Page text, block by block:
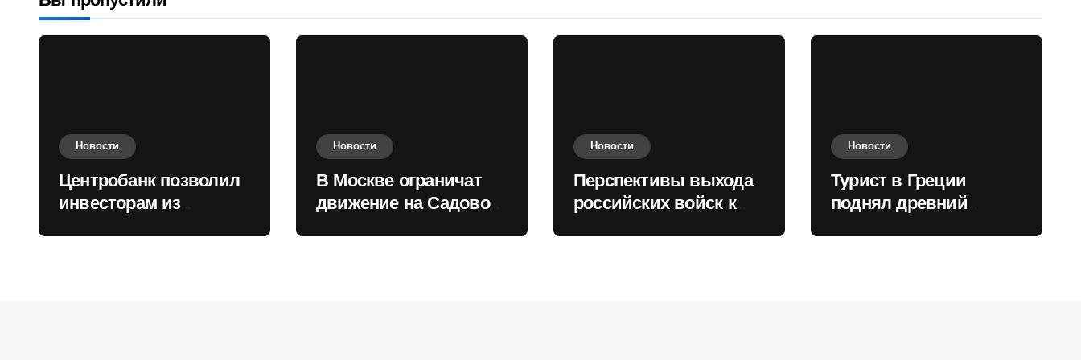
Новости
Центробанк позволил
инвесторам из
Новости
В Москве ограничат
движение на Садовом
Новости
Перспективы выхода
российских войск к
Новости
Турист в Греции
поднял древний